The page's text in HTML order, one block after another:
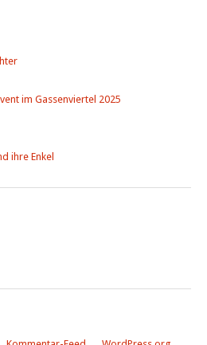
im Gassenviertel 2025
ihre Enkel